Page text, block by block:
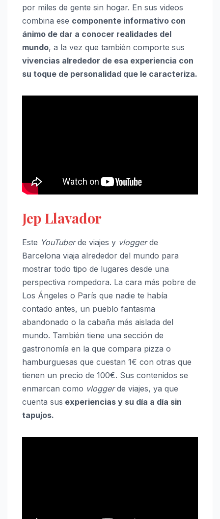
por miles de gente sin hogar. En sus videos
combina ese componente informativo con
ánimo de dar a conocer realidades del
mundo, a la vez que también comporte sus
vivencias alrededor de esa experiencia con
su toque de personalidad que le caracteriza.
Jep Llavador
Este YouTuberde viajes y vloggerde
Barcelona viaja alrededor del mundo para
mostrar todo tipo de lugares desde una
perspectiva rompedora. La cara más pobre de
Los Ángeles o París que nadie te había
contado antes, un pueblo fantasma
abandonado o la cabaña más aislada del
mundo. También tiene una sección de
gastronomía en la que compara pizza o
hamburguesas que cuestan 1€ con otras que
tienen un precio de 100€. Sus contenidos se
enmarcan como vloggerde viajes, ya que
cuenta sus experiencias y su día a día sin
tapujos.